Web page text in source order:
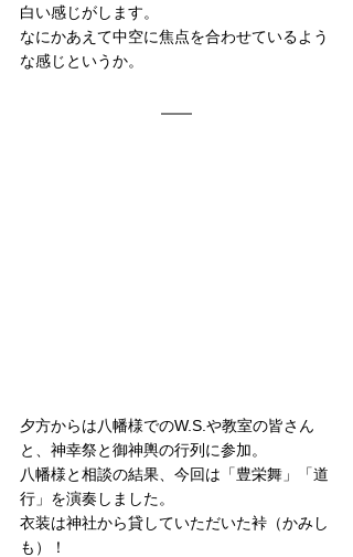
白い感じがします。
なにかあえて中空に焦点を合わせているよう
な感じというか。
夕方からは八幡様でのW.S.や教室の皆さん
と、神幸祭と御神輿の行列に参加。
八幡様と相談の結果、今回は「豊栄舞」「道
行」を演奏しました。
衣装は神社から貸していただいた裃（かみし
も）！